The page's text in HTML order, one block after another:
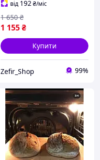
випічки
від 192₴/міс
1 155₴
1 650 ₴
Купити
Zefir_Shop 99%